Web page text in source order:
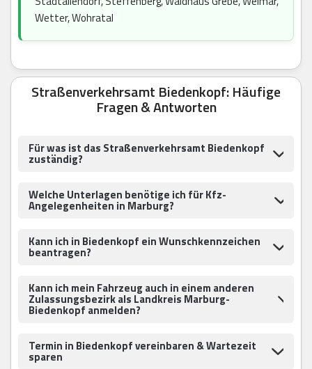
Wetter, Wohratal
Straßenverkehrsamt Biedenkopf: Häufige
Fragen & Antworten
Für was ist das Straßenverkehrsamt Biedenkopf
zuständig?
Welche Unterlagen benötige ich für Kfz-
Angelegenheiten in Marburg?
Kann ich in Biedenkopf ein Wunschkennzeichen
beantragen?
Kann ich mein Fahrzeug auch in einem anderen
Zulassungsbezirk als Landkreis Marburg-
Biedenkopf anmelden?
Termin in Biedenkopf vereinbaren & Wartezeit
sparen